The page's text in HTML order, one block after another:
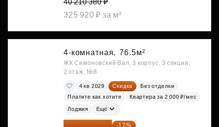
40 210 380 ₽
325 920 ₽ за м²
4-комнатная, 76.5м²
ЖК Симоновский Вал, 3 корпус, 3 секция,
2 этаж, №8
4 кв 2029 Скидка
Без отделки
Платите как хотите
Квартира за 2 000 ₽/мес
Лоджия Ещё
34 122 213 ₽ -17%